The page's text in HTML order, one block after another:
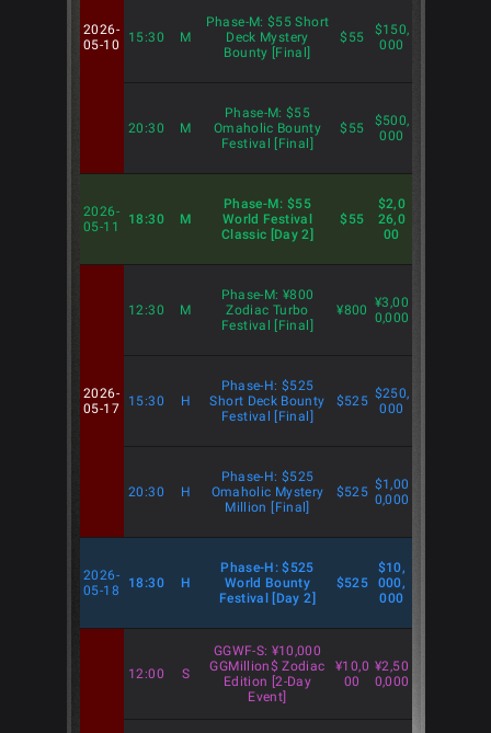
2026-
05-10
15:30 M
Phase-M: $55 Short
Deck Mystery
Bounty [Final]
$55
$150,
000
20:30 M
Phase-M: $55
Omaholic Bounty
Festival [Final]
$55
$500,
000
2026-
05-11
18:30 M
Phase-M: $55
World Festival
Classic [Day 2]
$55
$2,0
26,0
00
2026-
05-17
12:30 M
Phase-M: ¥800
Zodiac Turbo
Festival [Final]
¥800 ¥3,00
0,000
15:30 H
Phase-H: $525
Short Deck Bounty
Festival [Final]
$525 $250,
000
20:30 H
Phase-H: $525
Omaholic Mystery
Million [Final]
$525 $1,00
0,000
2026-
05-18
18:30 H
Phase-H: $525
World Bounty
Festival [Day 2]
$525
$10,
000,
000
12:00 S
GGWF-S: ¥10,000
GGMillion$ Zodiac
Edition [2-Day
Event]
¥10,0
00
¥2,50
0,000